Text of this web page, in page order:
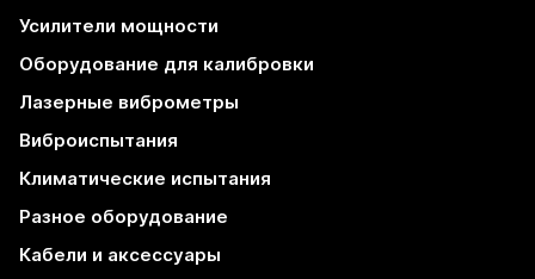
Усилители мощности
Оборудование для калибровки
Лазерные виброметры
Виброиспытания
Климатические испытания
Разное оборудование
Кабели и аксессуары